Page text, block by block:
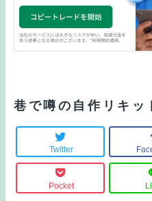
巷で噂の自作リキッ
Twitter
Pocket